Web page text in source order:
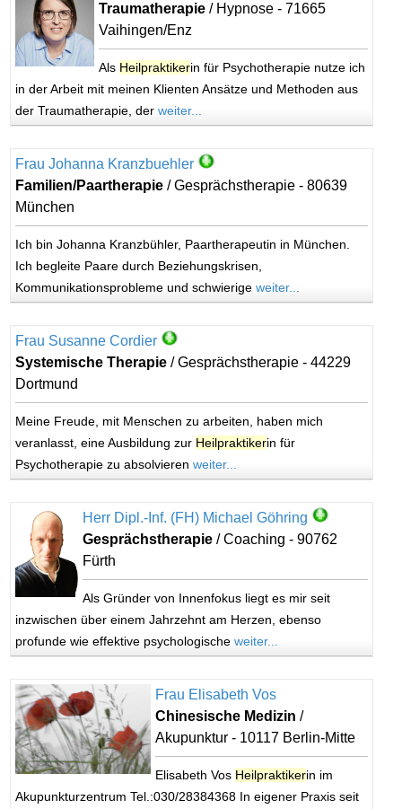
Traumatherapie / Hypnose - 71665
Vaihingen/Enz
Als Heilpraktikerin für Psychotherapie nutze ich
in der Arbeit mit meinen Klienten Ansätze und Methoden aus
der Traumatherapie, derweiter...
Frau Johanna Kranzbuehler
Familien/Paartherapie / Gesprächstherapie - 80639
München
Ich bin Johanna Kranzbühler, Paartherapeutin in München.
Ich begleite Paare durch Beziehungskrisen,
Kommunikationsprobleme und schwierigeweiter...
Frau Susanne Cordier
Systemische Therapie / Gesprächstherapie - 44229
Dortmund
Meine Freude, mit Menschen zu arbeiten, haben mich
veranlasst, eine Ausbildung zur Heilpraktikerin für
Psychotherapie zu absolvierenweiter...
Herr Dipl.-Inf. (FH) Michael Göhring
Gesprächstherapie/ Coaching - 90762
Fürth
Als Gründer von Innenfokus liegt es mir seit
inzwischen über einem Jahrzehnt am Herzen, ebenso
profunde wie effektive psychologischeweiter...
Frau Elisabeth Vos
Chinesische Medizin /
Akupunktur - 10117 Berlin-Mitte
Elisabeth Vos Heilpraktikerin im
Akupunkturzentrum Tel.:030/28384368 In eigener Praxis seit